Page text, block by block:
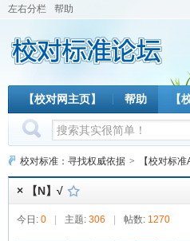
左右分栏 帮助
【校对网主页】 帮助 【
校对标准：寻找权威依据 > 【校对标准
× 【N】√
今日: 0 主题: 306 帖数: 1270